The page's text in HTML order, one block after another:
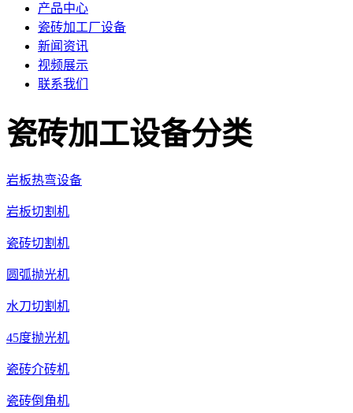
产品中心
瓷砖加工厂设备
新闻资讯
视频展示
联系我们
瓷砖加工设备分类
岩板热弯设备
岩板切割机
瓷砖切割机
圆弧抛光机
水刀切割机
45度抛光机
瓷砖介砖机
瓷砖倒角机